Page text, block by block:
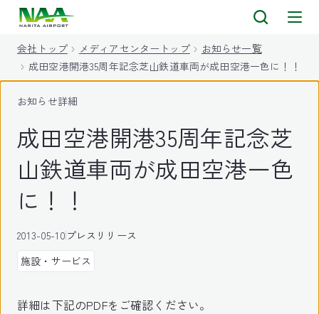
会社トップ メディアセンタートップ
お知らせ一覧
成田空港開港35周年記念芝山鉄道車両が成田空港一色に！！
お知らせ詳細
成田空港開港35周年記念芝
山鉄道車両が成田空港一色
に！！
2013-05-10プレスリリース
施設・サービス
詳細は下記のPDFをご確認ください。